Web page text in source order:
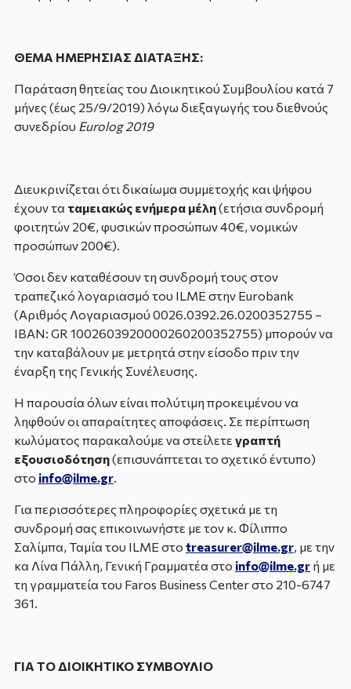
ΘΕΜΑ ΗΜΕΡΗΣΙΑΣ ΔΙΑΤΑΞΗΣ:
Παράταση θητείας του Διοικητικού Συμβουλίου κατά 7
μήνες (έως 25/9/2019) λόγω διεξαγωγής του διεθνούς
συνεδρίου Eurolog 2019
Διευκρινίζεται ότι δικαίωμα συμμετοχής και ψήφου
έχουν τα ταμειακώς ενήμερα μέλη(ετήσια συνδρομή
φοιτητών 20€, φυσικών προσώπων 40€, νομικών
προσώπων 200€).
Όσοι δεν καταθέσουν τη συνδρομή τους στον
τραπεζικό λογαριασμό του ILME στην Eurobank
(Αριθμός Λογαριασμού 0026.0392.26.0200352755 –
IBAN: GR 1002603920000260200352755) μπορούν να
την καταβάλουν με μετρητά στην είσοδο πριν την
έναρξη της Γενικής Συνέλευσης.
Η παρουσία όλων είναι πολύτιμη προκειμένου να
ληφθούν οι απαραίτητες αποφάσεις. Σε περίπτωση
κωλύματος παρακαλούμε να στείλετε γραπτή
εξουσιοδότηση(επισυνάπτεται το σχετικό έντυπο)
στο info@ilme.gr.
Για περισσότερες πληροφορίες σχετικά με τη
συνδρομή σας επικοινωνήστε με τoν κ. Φίλιππο
Σαλίμπα, Ταμία του ILME στο treasurer@ilme.gr, με την
κα Λίνα Πάλλη, Γενική Γραμματέα στο info@ilme.grή με
τη γραμματεία του Faros Business Center στο 210-6747
361.
ΓΙΑ ΤΟ ΔΙΟΙΚΗΤΙΚΟ ΣΥΜΒΟΥΛΙΟ